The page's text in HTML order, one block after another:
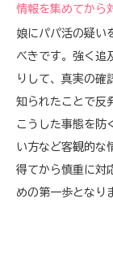
情報を集めてから
娘にパパ活の疑い
べきです。強く追
りして、真実の確
知られたことで反
こうした事態を防
い方など客観的な
得てから慎重に対
めの第一歩となり